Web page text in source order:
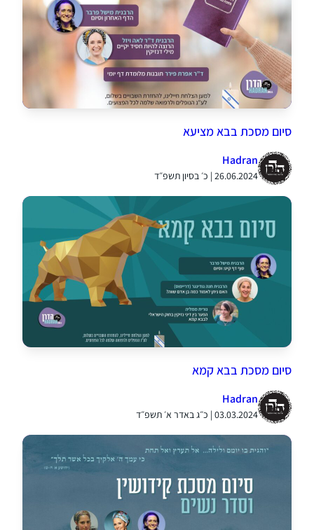
סיום מסכת בבא מציעא
Hadran
26.06.2024 | כ׳ בסיון תשפ״ד
סיום מסכת בבא קמא
Hadran
03.03.2024 | כ״ג באדר א׳ תשפ״ד